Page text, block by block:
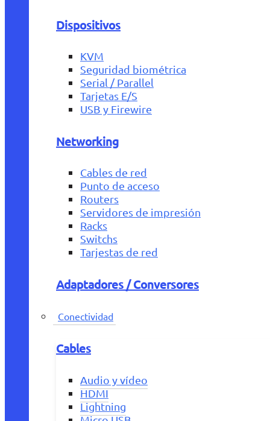
Dispositivos
KVM
Seguridad biométrica
Serial / Parallel
Tarjetas E/S
USB y Firewire
Networking
Cables de red
Punto de acceso
Routers
Servidores de impresión
Racks
Switchs
Tarjestas de red
Adaptadores / Conversores
Conectividad
Cables
Audio y vídeo
HDMI
Lightning